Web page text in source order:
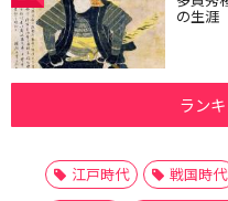
の生涯
ラン
江戸時代 戦国時代